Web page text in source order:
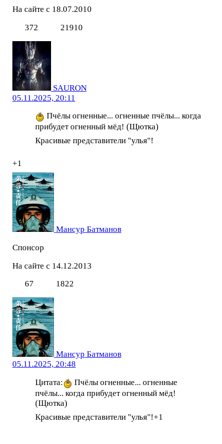
На сайте с 18.07.2010
372
21910
SAURON
05.11.2025, 20:11
Пчёлы огненные... огненные пчёлы... когда
прибудет огненный мёд! (Щютка)
Красивые представители "улья"!
+1
Мансур Батманов
Спонсор
На сайте с 14.12.2013
67
1822
Мансур Батманов
05.11.2025, 20:48
Цитата:
Пчёлы огненные... огненные
пчёлы... когда прибудет огненный мёд!
(Щютка)
Красивые представители "улья"!+1